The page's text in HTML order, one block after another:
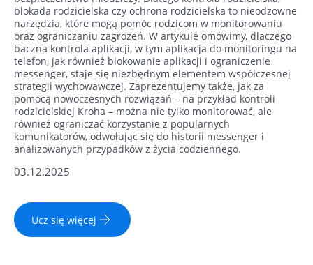
blokada rodzicielska czy ochrona rodzicielska to nieodzowne
narzędzia, które mogą pomóc rodzicom w monitorowaniu
oraz ograniczaniu zagrożeń. W artykule omówimy, dlaczego
baczna kontrola aplikacji, w tym aplikacja do monitoringu na
telefon, jak również blokowanie aplikacji i ograniczenie
messenger, staje się niezbędnym elementem współczesnej
strategii wychowawczej. Zaprezentujemy także, jak za
pomocą nowoczesnych rozwiązań – na przykład kontroli
rodzicielskiej Kroha – można nie tylko monitorować, ale
również ograniczać korzystanie z popularnych
komunikatorów, odwołując się do historii messenger i
analizowanych przypadków z życia codziennego.
03.12.2025
Ucz się więcej